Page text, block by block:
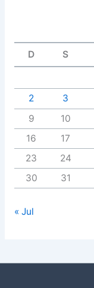
D S
2
3
9
10
16
17
23
24
30
31
« Jul